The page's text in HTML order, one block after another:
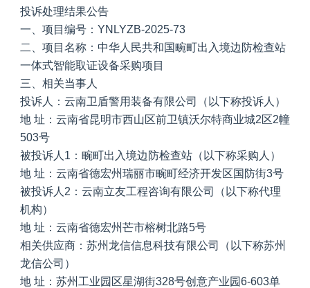
投诉处理结果公告
一、项目编号：YNLYZB-2025-73
二、项目名称：中华人民共和国畹町出入境边防检查站
一体式智能取证设备采购项目
三、相关当事人
投诉人：云南卫盾警用装备有限公司（以下称投诉人）
地 址：云南省昆明市西山区前卫镇沃尔特商业城2区2幢
503号
被投诉人1：畹町出入境边防检查站（以下称采购人）
地 址：云南省德宏州瑞丽市畹町经济开发区国防街3号
被投诉人2：云南立友工程咨询有限公司（以下称代理
机构）
地 址：云南省德宏州芒市榕树北路5号
相关供应商：苏州龙信信息科技有限公司（以下称苏州
龙信公司）
地 址：苏州工业园区星湖街328号创意产业园6-603单